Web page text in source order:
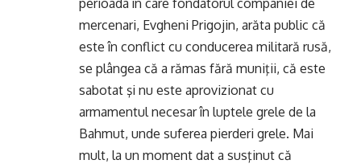
perioada în care fondatorul companiei de
mercenari, Evgheni Prigojin, arăta public că
este în conflict cu conducerea militară rusă,
se plângea că a rămas fără muniţii, că este
sabotat şi nu este aprovizionat cu
armamentul necesar în luptele grele de la
Bahmut, unde suferea pierderi grele. Mai
mult, la un moment dat a susţinut că